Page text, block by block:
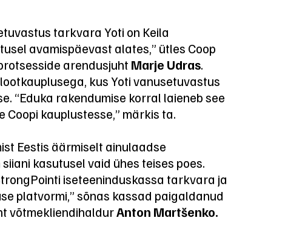
tarkvara Yoti on Keila
avamispäevast alates,” ütles Coop
arendusjuht Marje Udras.
kus Yoti vanusetuvastus
“Eduka rakendumise korral laieneb see
Coopi kauplustesse,” märkis ta.
Eestis äärmiselt ainulaadse
kasutusel vaid ühes teises poes.
iseteeninduskassa tarkvara ja
platvormi,” sõnas kassad paigaldanud
võtmekliendihaldurAnton Martšenko.